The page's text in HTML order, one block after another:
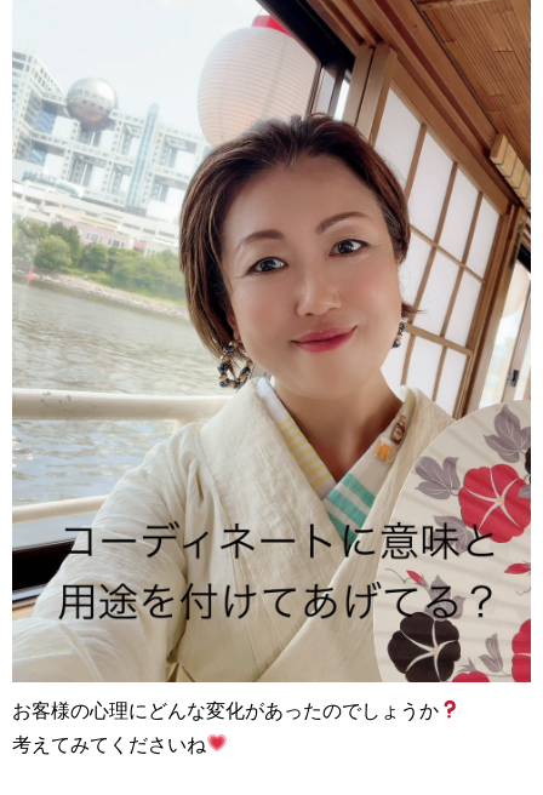
お客様の心理にどんな変化があったのでしょうか
考えてみてくださいね